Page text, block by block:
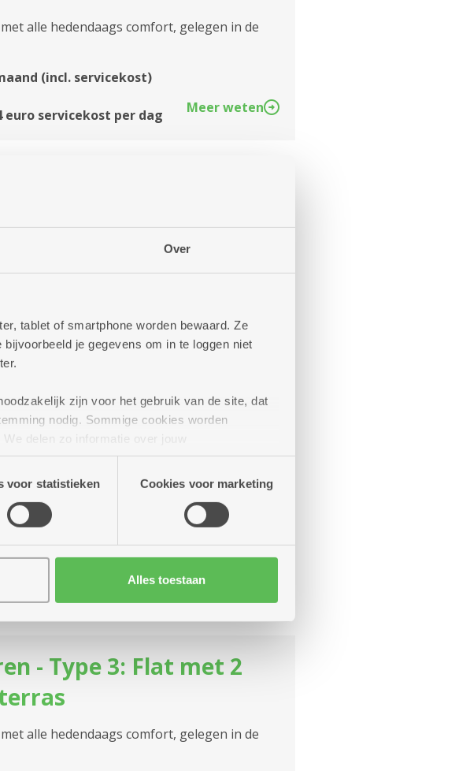
Over
tablet of smartphone worden bewaard. Ze
je gegevens om in te loggen niet
zijn voor het gebruik van de site, dat
nodig. Sommige cookies worden
delen zo informatie over jouw
analyse. Deze partners kunnen deze gegevens
voor statistieken Cookies voor marketing
Alles toestaan
alle hedendaags comfort, gelegen in de
(incl. servicekost)
euro servicekost per dag
Meer weten
euro servicekost per dag
Meer weten
- Type 2: Flat met 2
alle hedendaags comfort, gelegen in de
(incl. servicekost)
euro servicekost per dag
Meer weten
- Type 3: Flat met 2
alle hedendaags comfort, gelegen in de